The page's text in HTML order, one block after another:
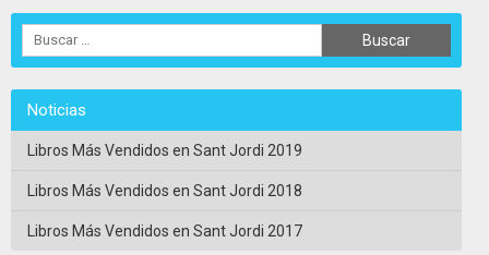
Noticias
Libros Más Vendidos en Sant Jordi 2019
Libros Más Vendidos en Sant Jordi 2018
Libros Más Vendidos en Sant Jordi 2017